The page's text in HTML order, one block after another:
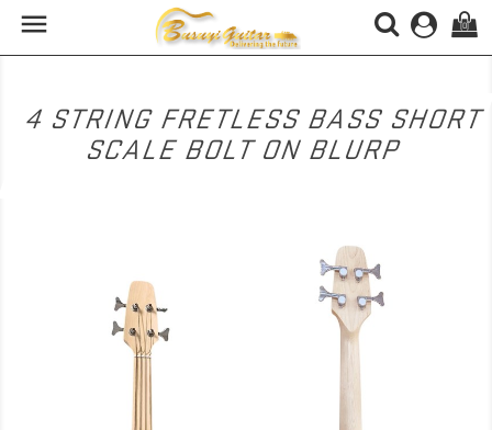
 (0)
4 STRING FRETLESS BASS SHORT
SCALE BOLT ON BLURP